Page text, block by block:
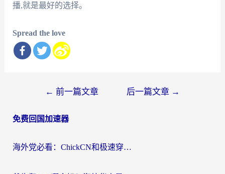
播,就是最好的选择。
Spread the love
导
← 前一篇文章 后一篇文章 →
免费回国加速器
海外党必看：ChickCN和极速穿梭VPN好用吗？3招教你选对回国加速器无缝刷国内资源